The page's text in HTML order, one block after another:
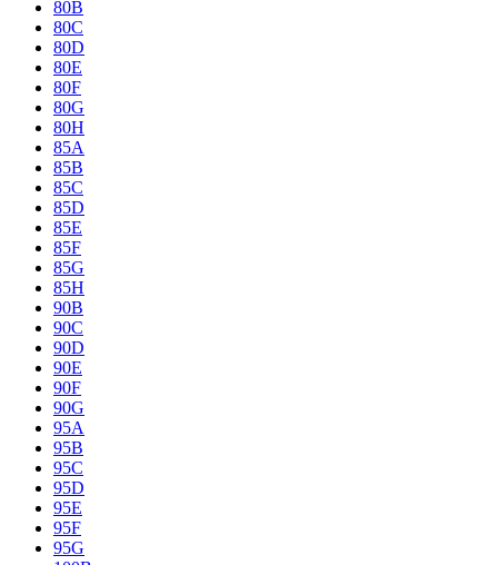
80B
80C
80D
80E
80F
80G
80H
85A
85B
85C
85D
85E
85F
85G
85H
90B
90C
90D
90E
90F
90G
95A
95B
95C
95D
95E
95F
95G